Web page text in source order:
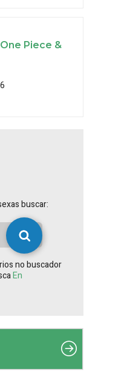
Piece &
buscar:
no buscador
En